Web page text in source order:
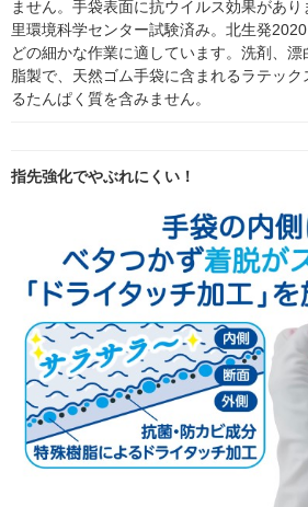
ません。手袋表面に抗ウイルス効果があ
里環境科学センター試験済み。北生発
どの細かな作業に適しています。洗剤、
脂製で、天然ゴム手袋に含まれるラテッ
るたんぱく質を含みません。
指先強化でやぶれにくい！